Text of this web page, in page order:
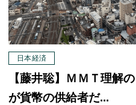
日本経済
【藤井聡】ＭＭＴ理解
が貨幣の供給者だ...